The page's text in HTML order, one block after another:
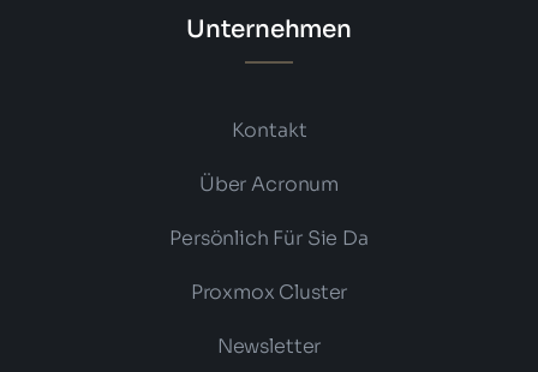
Unternehmen
Kontakt
Über Acronum
Persönlich Für Sie Da
Proxmox Cluster
Newsletter